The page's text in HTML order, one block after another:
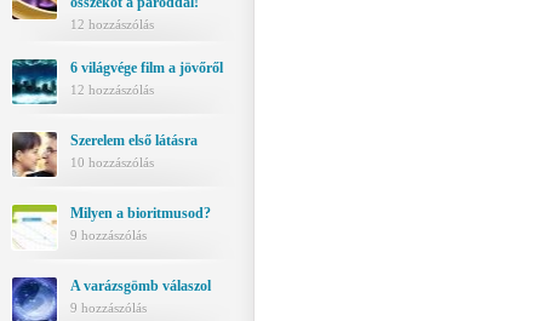
12 hozzászólás
6 világvége film a jövőről
12 hozzászólás
Szerelem első látásra
10 hozzászólás
Milyen a bioritmusod?
9 hozzászólás
A varázsgömb válaszol
9 hozzászólás